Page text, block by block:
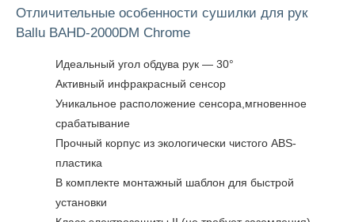
Отличительные особенности сушилки для рук
Ballu BAHD-2000DM Chrome
Идеальный угол обдува рук — 30°
Активный инфракрасный сенсор
Уникальное расположение сенсора,мгновенное
срабатывание
Прочный корпус из экологически чистого ABS-
пластика
В комплекте монтажный шаблон для быстрой
установки